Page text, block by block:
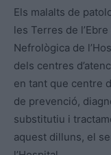
Els malalts de
les Terres de
Nefrològica de
dels centres
en tant que centre
de prevenció,
substitutiu i
aquest dilluns, el